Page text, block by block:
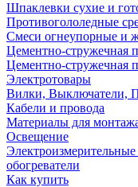
Шпаклевки сухие и
Противогололедные
Смеси огнеупорные и
Цементно-стружечная
Цементно-стружечная
Электротовары
Вилки, Выключатели,
Кабели и провода
Материалы для
Освещение
обогреватели
Как купить